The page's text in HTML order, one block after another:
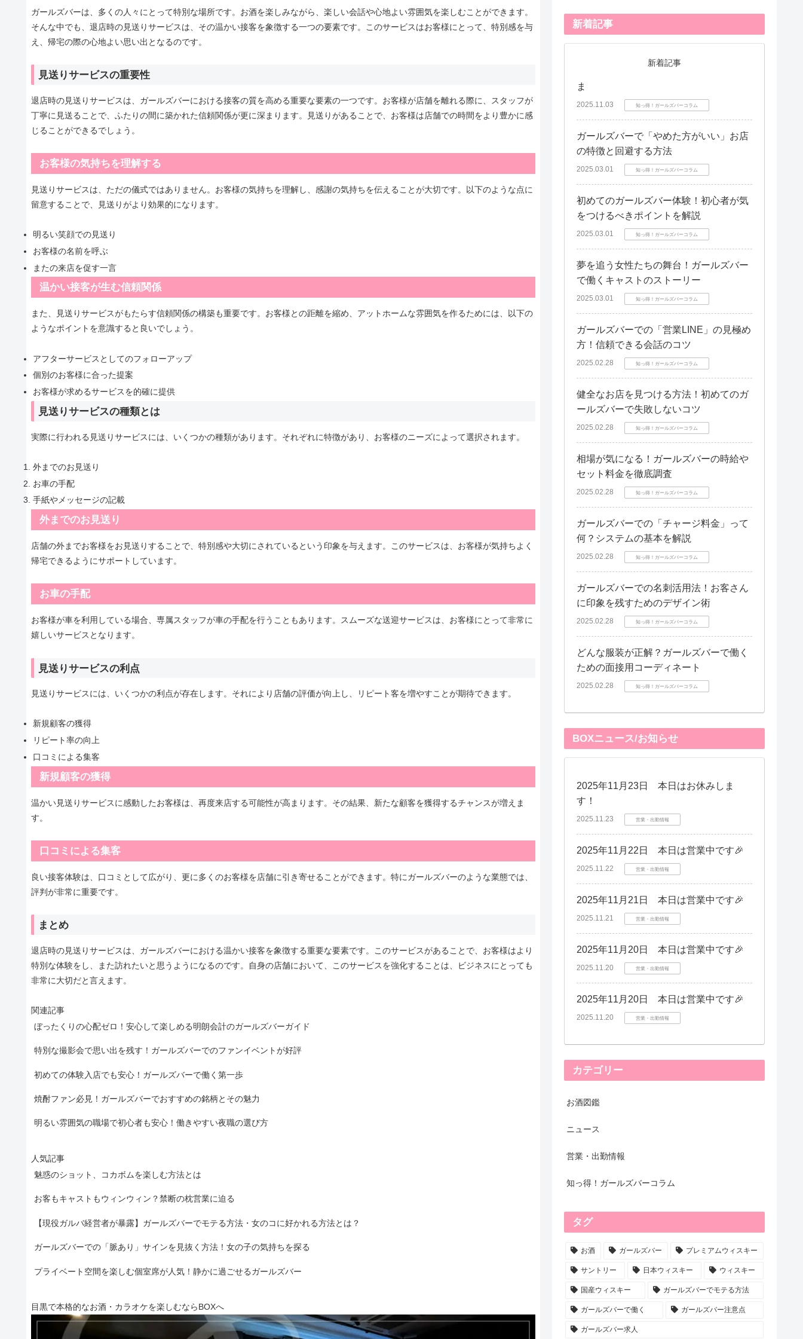
ガールズバーは、多くの人々にとって特別な場所です。お酒を楽しみながら、楽しい会話や心地よい雰囲気を楽しむことができます。
そんな中でも、退店時の見送りサービスは、その温かい接客を象徴する一つの要素です。このサービスはお客様にとって、特別感を与
え、帰宅の際の心地よい思い出となるのです。
見送りサービスの重要性
退店時の見送りサービスは、ガールズバーにおける接客の質を高める重要な要素の一つです。お客様が店舗を離れる際に、スタッフが
丁寧に見送ることで、ふたりの間に築かれた信頼関係が更に深まります。見送りがあることで、お客様は店舗での時間をより豊かに感
じることができるでしょう。
お客様の気持ちを理解する
見送りサービスは、ただの儀式ではありません。お客様の気持ちを理解し、感謝の気持ちを伝えることが大切です。以下のような点に
留意することで、見送りがより効果的になります。
明るい笑顔での見送り
お客様の名前を呼ぶ
またの来店を促す一言
温かい接客が生む信頼関係
また、見送りサービスがもたらす信頼関係の構築も重要です。お客様との距離を縮め、アットホームな雰囲気を作るためには、以下の
ようなポイントを意識すると良いでしょう。
アフターサービスとしてのフォローアップ
個別のお客様に合った提案
お客様が求めるサービスを的確に提供
見送りサービスの種類とは
実際に行われる見送りサービスには、いくつかの種類があります。それぞれに特徴があり、お客様のニーズによって選択されます。
外までのお見送り
お車の手配
手紙やメッセージの記載
外までのお見送り
店舗の外までお客様をお見送りすることで、特別感や大切にされているという印象を与えます。このサービスは、お客様が気持ちよく
帰宅できるようにサポートしています。
お車の手配
お客様が車を利用している場合、専属スタッフが車の手配を行うこともあります。スムーズな送迎サービスは、お客様にとって非常に
嬉しいサービスとなります。
見送りサービスの利点
見送りサービスには、いくつかの利点が存在します。それにより店舗の評価が向上し、リピート客を増やすことが期待できます。
新規顧客の獲得
リピート率の向上
口コミによる集客
新規顧客の獲得
温かい見送りサービスに感動したお客様は、再度来店する可能性が高まります。その結果、新たな顧客を獲得するチャンスが増えま
す。
口コミによる集客
良い接客体験は、口コミとして広がり、更に多くのお客様を店舗に引き寄せることができます。特にガールズバーのような業態では、
評判が非常に重要です。
まとめ
退店時の見送りサービスは、ガールズバーにおける温かい接客を象徴する重要な要素です。このサービスがあることで、お客様はより
特別な体験をし、また訪れたいと思うようになるのです。自身の店舗において、このサービスを強化することは、ビジネスにとっても
非常に大切だと言えます。
関連記事
ぼったくりの心配ゼロ！安心して楽しめる明朗会計のガールズバーガイド
特別な撮影会で思い出を残す！ガールズバーでのファンイベントが好評
初めての体験入店でも安心！ガールズバーで働く第一歩
焼酎ファン必見！ガールズバーでおすすめの銘柄とその魅力
明るい雰囲気の職場で初心者も安心！働きやすい夜職の選び方
人気記事
魅惑のショット、コカボムを楽しむ方法とは
お客もキャストもウィンウィン？禁断の枕営業に迫る
【現役ガルバ経営者が暴露】ガールズバーでモテる方法・女のコに好かれる方法とは？
ガールズバーでの「脈あり」サインを見抜く方法！女の子の気持ちを探る
プライベート空間を楽しむ個室席が人気！静かに過ごせるガールズバー
目黒で本格的なお酒・カラオケを楽しむならBOXへ
新着記事
新着記事
ま
2025.11.03 知っ得！ガールズバーコラム
ガールズバーで「やめた方がいい」お店
の特徴と回避する方法
2025.03.01 知っ得！ガールズバーコラム
初めてのガールズバー体験！初心者が気
をつけるべきポイントを解説
2025.03.01 知っ得！ガールズバーコラム
夢を追う女性たちの舞台！ガールズバー
で働くキャストのストーリー
2025.03.01 知っ得！ガールズバーコラム
ガールズバーでの「営業LINE」の見極め
方！信頼できる会話のコツ
2025.02.28 知っ得！ガールズバーコラム
健全なお店を見つける方法！初めてのガ
ールズバーで失敗しないコツ
2025.02.28 知っ得！ガールズバーコラム
相場が気になる！ガールズバーの時給や
セット料金を徹底調査
2025.02.28 知っ得！ガールズバーコラム
ガールズバーでの「チャージ料金」って
何？システムの基本を解説
2025.02.28 知っ得！ガールズバーコラム
ガールズバーでの名刺活用法！お客さん
に印象を残すためのデザイン術
2025.02.28 知っ得！ガールズバーコラム
どんな服装が正解？ガールズバーで働く
ための面接用コーディネート
2025.02.28 知っ得！ガールズバーコラム
BOXニュース/お知らせ
2025年11月23日 本日はお休みしま
す！
2025.11.23 営業・出勤情報
2025年11月22日 本日は営業中です🎉
2025.11.22 営業・出勤情報
2025年11月21日 本日は営業中です🎉
2025.11.21 営業・出勤情報
2025年11月20日 本日は営業中です🎉
2025.11.20 営業・出勤情報
2025年11月20日 本日は営業中です🎉
2025.11.20 営業・出勤情報
カテゴリー
お酒図鑑
ニュース
営業・出勤情報
知っ得！ガールズバーコラム
タグ
お酒 ガールズバー プレミアムウィスキー
サントリー 日本ウィスキー ウィスキー
国産ウィスキー ガールズバーでモテる方法
ガールズバーで働く ガールズバー注意点
ガールズバー求人